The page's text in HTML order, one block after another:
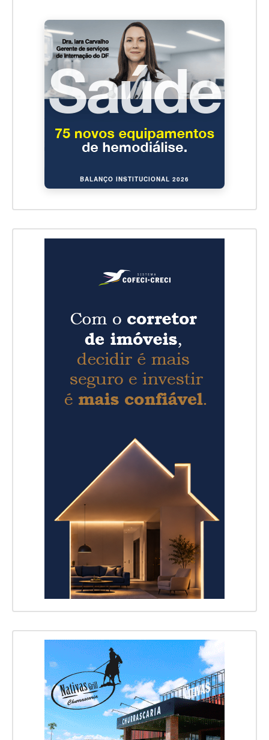
BALANÇO INSTITUCIONAL 2026